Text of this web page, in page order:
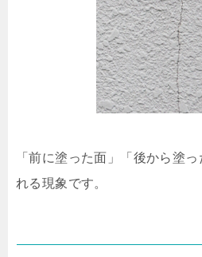
「前に塗った面」「後から塗
れる現象です。